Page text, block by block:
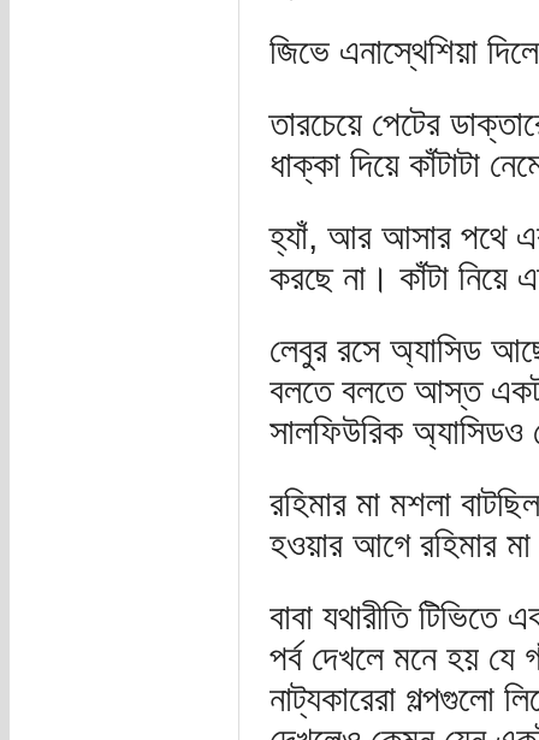
জিভে এনাস্থেশিয়া
তারচেয়ে পেটের
ধাক্কা দিয়ে কাঁটাটা
হ্যাঁ, আর আসার পথে
করছে না। কাঁটা নিয়ে
লেবুর রসে অ্যাসিড
বলতে বলতে আস্ত একটা
সালফিউরিক অ্যাসিডও
রহিমার মা মশলা
হওয়ার আগে রহিমার
বাবা যথারীতি টিভিতে
পর্ব দেখলে মনে হয় যে
নাট্যকারেরা গল্পগুলো